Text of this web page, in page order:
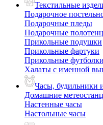
Текстильные
Подарочное
Подарочные пледы
Подарочные
Прикольные подушки
Прикольные фартуки
Прикольные
Халаты с именной
Часы, будильники
Домашние
Настенные часы
Настольные часы